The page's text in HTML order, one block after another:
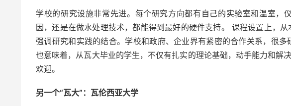
学校的研究设施非常先进。每个研究方向都有自己的实验室和温室，
因，还是在做水处理技术，都能得到最好的硬件支持。 课程设置上，
强调研究和实践的结合。学校和政府、企业界有紧密的合作关系，很
也意味着，从瓦大毕业的学生，不仅有扎实的理论基础，动手能力和解
欢迎。
另一个“瓦大”：瓦伦西亚大学